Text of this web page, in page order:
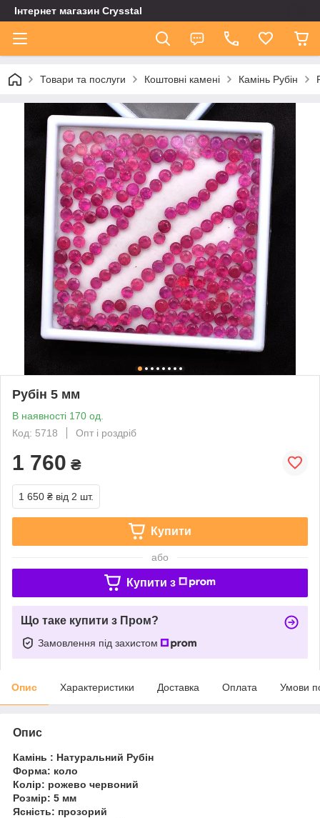
Інтернет магазин Сrysstal
Товари та послуги Коштовні камені Камінь Рубін
Рубін 5 мм
В наявності 170 од.
Код: 5718
Опт і роздріб
1 760 ₴
1 650 ₴ від 2 шт.
Купити
або
Купити з
Що таке купити з Пром?
Замовлення під захистом
Опис Характеристики Доставка Оплата Умови
Опис
Камінь : Натуральний Рубін
Форма: коло
Колір: рожево червоний
Розмір: 5 мм
Ясність: прозорий